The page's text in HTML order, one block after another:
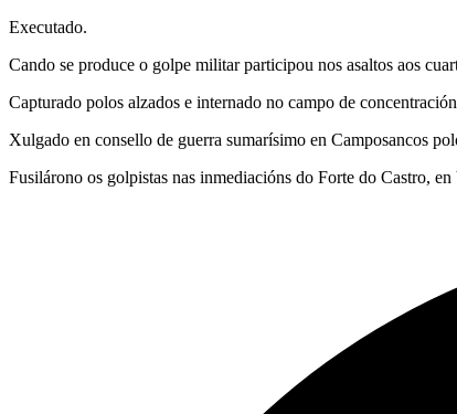
Executado.
Cando se produce o golpe militar participou nos asaltos aos
Capturado polos alzados e internado no campo de
Xulgado en consello de guerra sumarísimo en Camposancos
Fusilárono os golpistas nas inmediacións do Forte do Castro,